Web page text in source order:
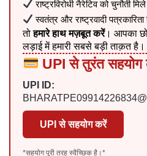
राष्ट्रविरोधी नैरेटिव को चुनौती मिले
स्वतंत्र और राष्ट्रवादी पत्रकारिता
तोहमारे हाथ मज़बूत करें। आपका
लड़ाई में हमारी सबसे बड़ी ताक़त है।
UPI से तुरंत सहयोग
UPI ID:
UPI से सहयोग करें
*सहयोग पूरी तरह स्वैच्छिक है।*